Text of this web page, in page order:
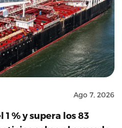
Ago 7, 2026
% y supera los 83